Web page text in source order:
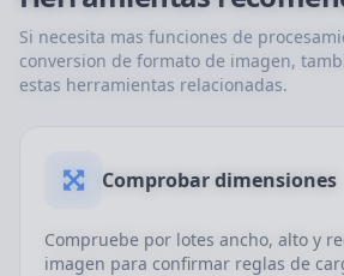
Si necesita mas funciones de
conversion de formato de imagen,
estas herramientas relacionadas.
Comprobar dimensiones
Compruebe por lotes ancho, alto y
imagen para confirmar reglas de